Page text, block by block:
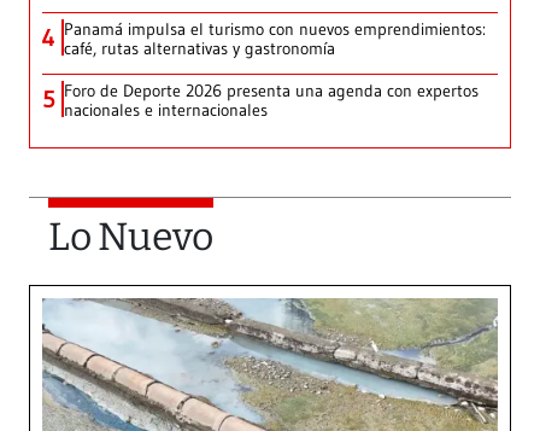
4 Panamá impulsa el turismo con nuevos emprendimientos:
café, rutas alternativas y gastronomía
5 Foro de Deporte 2026 presenta una agenda con expertos
nacionales e internacionales
Lo Nuevo